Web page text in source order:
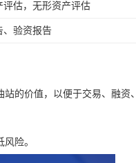
评估，无形资产评估
、验资报告
的价值，以便于交易、融资、
险。